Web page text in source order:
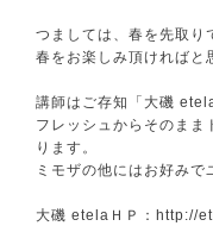
つましては、春を先取り
春をお楽しみ頂ければと
講師はご存知「大磯
フレッシュからそのまま
ります。
ミモザの他にはお好みで
大磯 etelaＨＰ：http://